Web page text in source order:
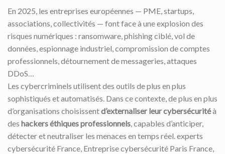
En 2025, les entreprises européennes — PME, startups,
associations, collectivités — font face à une explosion des
risques numériques : ransomware, phishing ciblé, vol de
données, espionnage industriel, compromission de comptes
professionnels, détournement de messageries, attaques
DDoS…
Les cybercriminels utilisent des outils de plus en plus
sophistiqués et automatisés. Dans ce contexte, de plus en plus
d’organisations choisissentd’externaliser leur cybersécuritéà
des hackers éthiques professionnels, capables d’anticiper,
détecter et neutraliser les menaces en temps réel. experts
cybersécurité France, Entreprise cybersécurité Paris France,